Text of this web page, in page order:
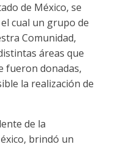
de México, se
cual un grupo de
Comunidad,
áreas que
fueron donadas,
la realización de
de la
brindó un